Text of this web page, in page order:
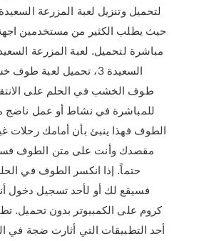
لتحميل وتنزيل لعبة المزرعة
حيث يطلب الكثير من مستخدمين اجهة
السعيدة 3، تحميل لعبة
طوف الخشب في الحلم على
للمباشرة في نشاط أو عمل ناضج
الطوف فهذا ينبئ بأن أمامك رحلات
مقصدك وأنت على متن الطوف
حتماً. إذا انكسر الطوف في
فسيقع لك أو لأحد تسجيل دخول
كروم على الكمبيوتر بدون تحميل.
أحد التطبيقات التي أثارت ضجة في